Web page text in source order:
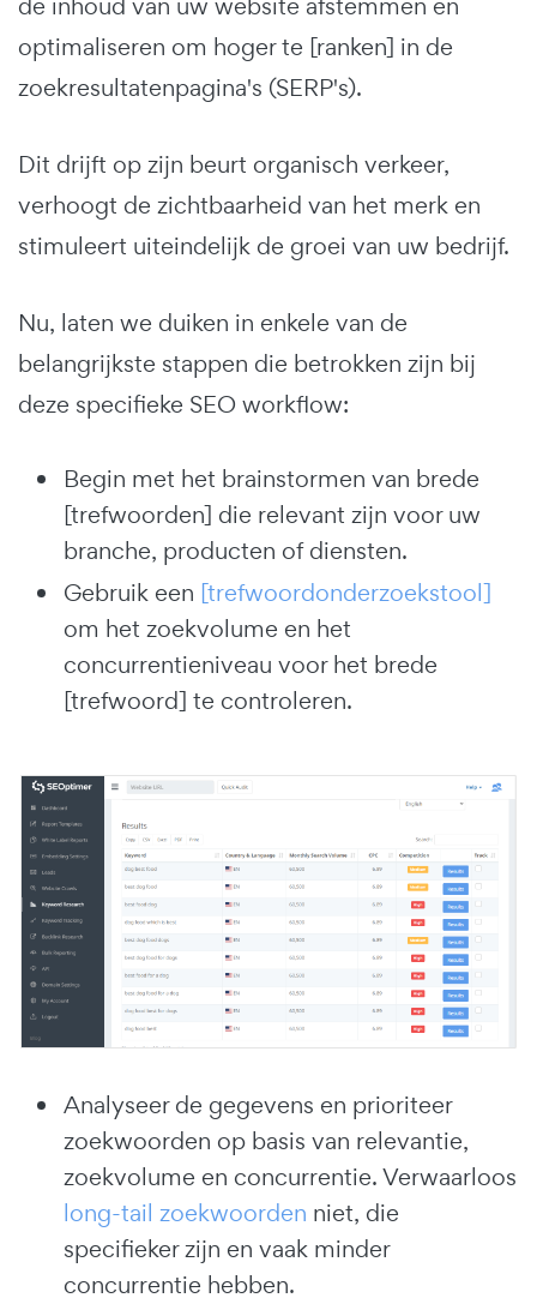
optimaliseren om hoger te [ranken] in de
zoekresultatenpagina's (SERP's).
Dit drijft op zijn beurt organisch verkeer,
verhoogt de zichtbaarheid van het merk en
stimuleert uiteindelijk de groei van uw bedrijf.
Nu, laten we duiken in enkele van de
belangrijkste stappen die betrokken zijn bij
deze specifieke SEO workflow:
Begin met het brainstormen van brede
[trefwoorden] die relevant zijn voor uw
branche, producten of diensten.
Gebruik een [trefwoordonderzoekstool]
om het zoekvolume en het
concurrentieniveau voor het brede
[trefwoord] te controleren.
Analyseer de gegevens en prioriteer
zoekwoorden op basis van relevantie,
zoekvolume en concurrentie. Verwaarloos
long-tail zoekwoorden niet, die
specifieker zijn en vaak minder
concurrentie hebben.